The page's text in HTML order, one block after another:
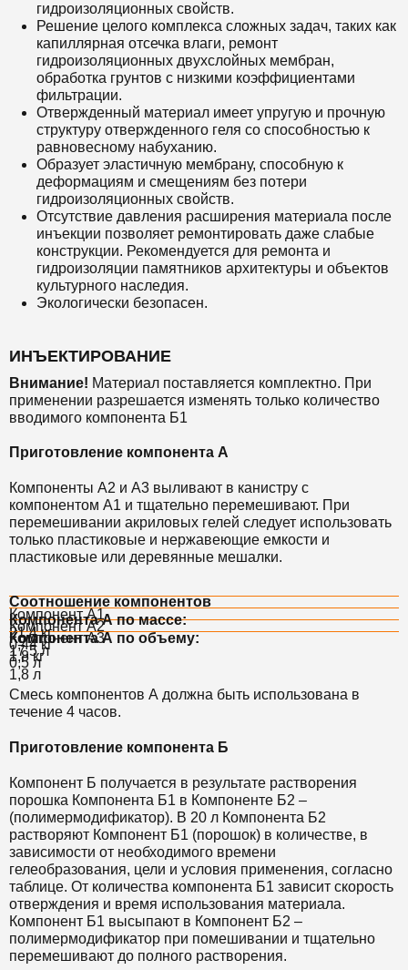
гидроизоляционных свойств.
Решение целого комплекса сложных задач, таких как
капиллярная отсечка влаги, ремонт
гидроизоляционных двухслойных мембран,
обработка грунтов с низкими коэффициентами
фильтрации.
Отвержденный материал имеет упругую и прочную
структуру отвержденного геля со способностью к
равновесному набуханию.
Образует эластичную мембрану, способную к
деформациям и смещениям без потери
гидроизоляционных свойств.
Отсутствие давления расширения материала после
инъекции позволяет ремонтировать даже слабые
конструкции. Рекомендуется для ремонта и
гидроизоляции памятников архитектуры и объектов
культурного наследия.
Экологически безопасен.
ИНЪЕКТИРОВАНИЕ
Внимание! Материал поставляется комплектно. При
применении разрешается изменять только количество
вводимого компонента Б1
Приготовление компонента А
Компоненты А2 и А3 выливают в канистру с
компонентом А1 и тщательно перемешивают. При
перемешивании акриловых гелей следует использовать
только пластиковые и нержавеющие емкости и
пластиковые или деревянные мешалки.
Соотношение компонентов
Компонента А по массе:
Компонента А по объему:
Компонент А1
21,4 кг
17,5 л
Компонент А2
0,44 кг
0,5 л
Компонент А3
1,8 кг
1,8 л
Смесь компонентов А должна быть использована в
течение 4 часов.
Приготовление компонента Б
Компонент Б получается в результате растворения
порошка Компонента Б1 в Компоненте Б2 –
(полимермодификатор). В 20 л Компонента Б2
растворяют Компонент Б1 (порошок) в количестве, в
зависимости от необходимого времени
гелеобразования, цели и условия применения, согласно
таблице. От количества компонента Б1 зависит скорость
отверждения и время использования материала.
Компонент Б1 высыпают в Компонент Б2 –
полимермодификатор при помешивании и тщательно
перемешивают до полного растворения.